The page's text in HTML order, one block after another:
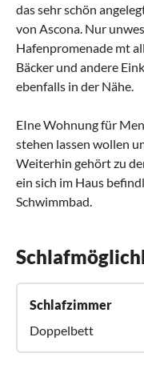
das sehr schön
von Ascona. Nur
Hafenpromenade mt
Bäcker und andere
ebenfalls in der Nähe.
EIne Wohnung für
stehen lassen wollen
Weiterhin gehört zu
ein sich im Haus
Schwimmbad.
Schlafzimmer
Doppelbett